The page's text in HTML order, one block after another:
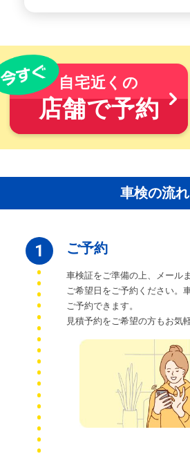
自宅近くの
店舗で予約
車検の流れ
1 ご予約
車検証をご準備の上、メール
ご希望日をご予約ください。
ご予約できます。
見積予約をご希望の方もお気